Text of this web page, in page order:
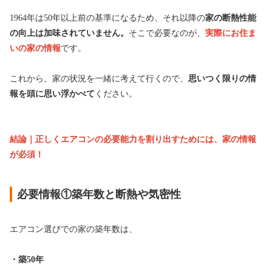
1964年は50年以上前の基準になるため、それ以降の家の断熱性能
の向上は加味されていません。 そこで必要なのが、 実際にお住ま
いの家の情報です。
これから、家の状況を一緒に考えて行くので、 思いつく限りの情
報を頭に思い浮かべて ください。
結論｜正しくエアコンの必要能力を割り出すためには、家の情報
が必須！
必要情報①築年数と断熱や気密性
エアコン選びでの家の築年数は、
・築50年